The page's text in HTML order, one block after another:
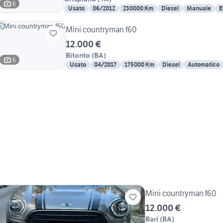
6
Usato 06/2012 230000 Km Diesel Manuale
6
Mini countryman f60
12.000 €
Bitonto (BA)
Usato 04/2017 175000 Km Diesel Automatico
Mini countryman f60
12.000 €
Bari (BA)